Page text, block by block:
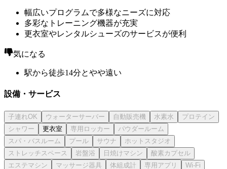
幅広いプログラムで多様なニーズに対応
多彩なトレーニング機器が充実
更衣室やレンタルシューズのサービスが便利
気になる
駅から徒歩14分とやや遠い
設備・サービス
更衣室